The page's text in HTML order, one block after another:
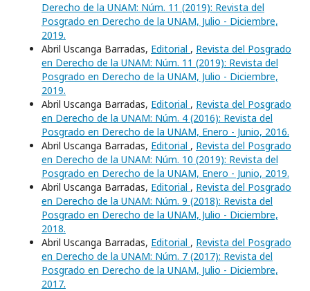
Derecho de la UNAM: Núm. 11 (2019): Revista del
Posgrado en Derecho de la UNAM, Julio - Diciembre,
2019.
Abril Uscanga Barradas, Editorial , Revista del Posgrado
en Derecho de la UNAM: Núm. 11 (2019): Revista del
Posgrado en Derecho de la UNAM, Julio - Diciembre,
2019.
Abril Uscanga Barradas, Editorial , Revista del Posgrado
en Derecho de la UNAM: Núm. 4 (2016): Revista del
Posgrado en Derecho de la UNAM, Enero - Junio, 2016.
Abril Uscanga Barradas, Editorial , Revista del Posgrado
en Derecho de la UNAM: Núm. 10 (2019): Revista del
Posgrado en Derecho de la UNAM, Enero - Junio, 2019.
Abril Uscanga Barradas, Editorial , Revista del Posgrado
en Derecho de la UNAM: Núm. 9 (2018): Revista del
Posgrado en Derecho de la UNAM, Julio - Diciembre,
2018.
Abril Uscanga Barradas, Editorial , Revista del Posgrado
en Derecho de la UNAM: Núm. 7 (2017): Revista del
Posgrado en Derecho de la UNAM, Julio - Diciembre,
2017.